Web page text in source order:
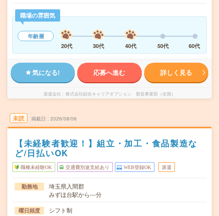
職場の雰囲気
年齢層
20代
30代 40代 50代 60代
気になる! 応募へ進む 詳しく見る
派遣会社 株式会社綜合キャリアオプション 製造事業部（全国）
未読 掲載日 2026/08/06
【未経験者歓迎！】組立・加工・食品製造な
ど/日払いOK
職種未経験OK 交通費別途支給あり WEB登録OK 派遣
勤務地
埼玉県入間郡
みずほ台駅から---分
曜日頻度 シフト制